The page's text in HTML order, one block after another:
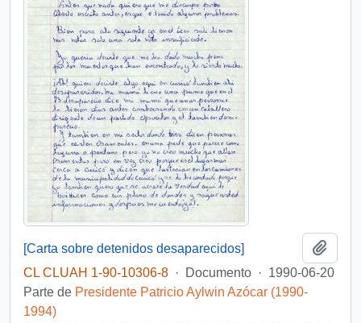
[Carta sobre detenidos desaparecidos]
CL CLUAH 1-90-10306-8 · Documento · 1990-06-20
Parte de Presidente Patricio Aylwin Azócar (1990-
1994)